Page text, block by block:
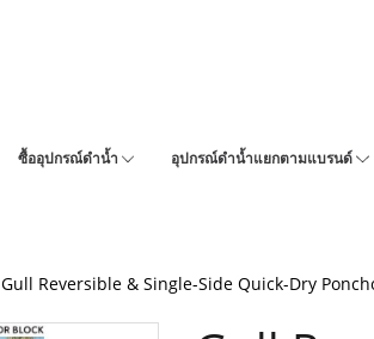
ซื้ออุปกรณ์ดำน้ำ อุปกรณ์ดำน้ำแยกตามแบรนด์
Gull Reversible & Single-Side Quick-Dry